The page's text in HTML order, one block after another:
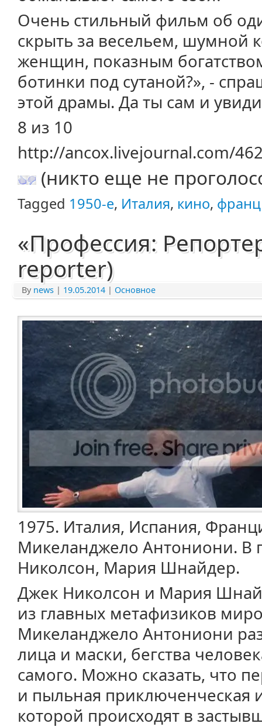
Очень стильный фильм об
скрыть за весельем, шумной
женщин, показным
ботинки под сутаной?», -
этой драмы. Да ты сам и
8 из 10
http://ancox.livejournal.com/
(никто еще не
Tagged 1950-е, Италия, кино,
«Профессия:
reporter)
By news | 19.05.2014 | Основное
1975. Италия, Испания,
Микеланджело Антониони. В
Николсон, Мария Шнайдер.
Джек Николсон и Мария
из главных метафизиков
Микеланджело Антониони
лица и маски, бегства
самого. Можно сказать, что
и пыльная приключенческая
которой происходят в